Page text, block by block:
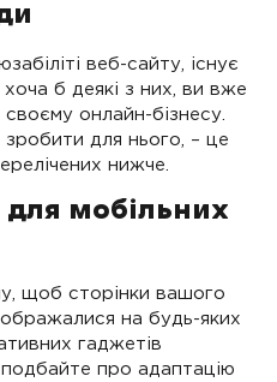
веб-сайту, існує
б деякі з них, ви вже
онлайн-бізнесу.
для нього, – це
нижче.
мобільних
щоб сторінки вашого
на будь-яких
гаджетів
про адаптацію